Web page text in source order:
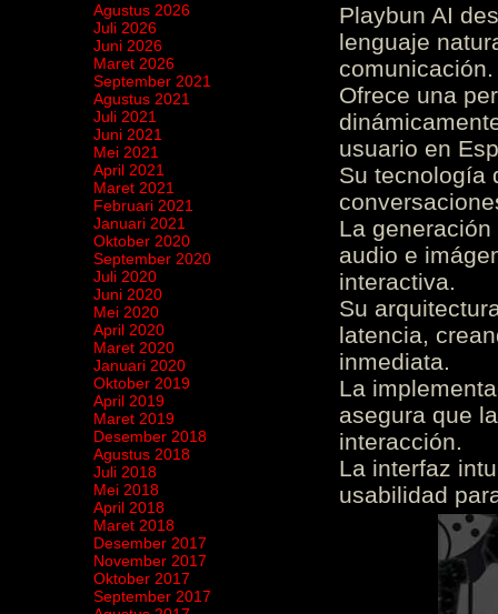
Agustus 2026
Juli 2026
Juni 2026
Maret 2026
September 2021
Agustus 2021
Juli 2021
Juni 2021
Mei 2021
April 2021
Maret 2021
Februari 2021
Januari 2021
Oktober 2020
September 2020
Juli 2020
Juni 2020
Mei 2020
April 2020
Maret 2020
Januari 2020
Oktober 2019
April 2019
Maret 2019
Desember 2018
Agustus 2018
Juli 2018
Mei 2018
April 2018
Maret 2018
Desember 2017
November 2017
Oktober 2017
September 2017
Playbun AI
lenguaje
comunicación.
Ofrece una
usuario en
Su tecnología
La
audio e
interactiva.
Su
latencia,
inmediata.
La
asegura que
interacción.
La interfaz
usabilidad